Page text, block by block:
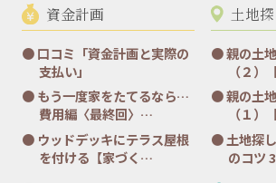
資金計画
口コミ「資金計画と実際の
支払い」
もう一度家をたてるなら…
費用編〈最終回〉…
ウッドデッキにテラス屋根
を付ける【家づく…
土地探
親の土
（２
親の土
（１
土地探
のコツ